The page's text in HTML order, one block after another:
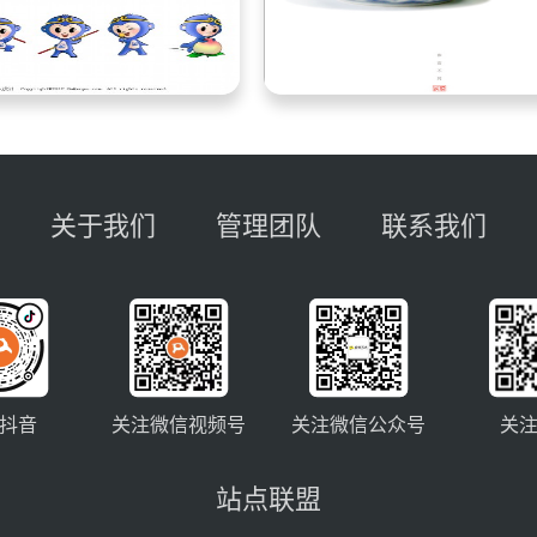
关于我们 管理团队 联系我们
音 关注微信视频号 关注微信公众号 关
站点联盟